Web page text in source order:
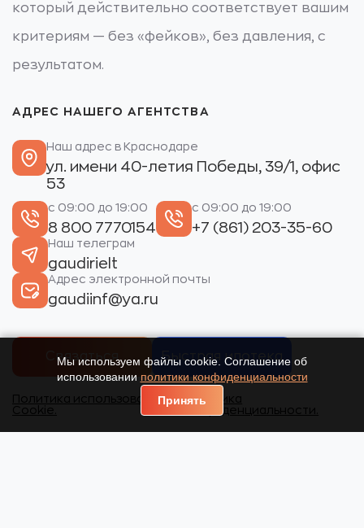
который действительно соответствует вашим
критериям — без «фейков», без давления, с
результатом.
АДРЕС НАШЕГО АГЕНТСТВА
Наш адрес в Краснодаре
ул. имени 40-летия Победы, 39/1, офис
53
с 09:00 до 19:00
8 800 7770154
с 09:00 до 19:00
+7 (861) 203-35-60
Наш телеграм
gaudirielt
Адрес электронной почты
gaudiinf@ya.ru
Связаться Быстрая ипотека
Политика использования
Cookie.
Политика
конфиденциальности.
Мы используем файлы cookie. Соглашение об
использовании политики конфиденциальности
Принять